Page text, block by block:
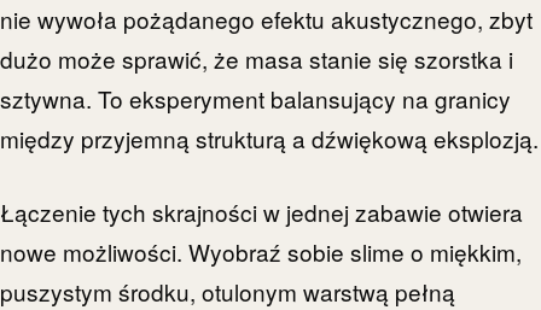
nie wywoła pożądanego efektu akustycznego, zbyt
dużo może sprawić, że masa stanie się szorstka i
sztywna. To eksperyment balansujący na granicy
między przyjemną strukturą a dźwiękową eksplozją.
Łączenie tych skrajności w jednej zabawie otwiera
nowe możliwości. Wyobraź sobie slime o miękkim,
puszystym środku, otulonym warstwą pełną